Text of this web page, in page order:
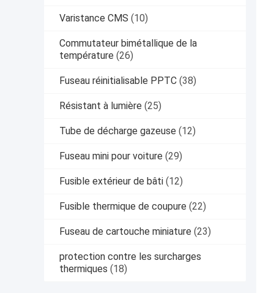
Varistance CMS (10)
Commutateur bimétallique de la
température (26)
Fuseau réinitialisable PPTC (38)
Résistant à lumière (25)
Tube de décharge gazeuse (12)
Fuseau mini pour voiture (29)
Fusible extérieur de bâti (12)
Fusible thermique de coupure (22)
Fuseau de cartouche miniature (23)
protection contre les surcharges
thermiques (18)